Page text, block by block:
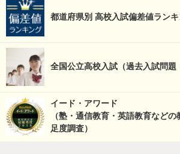
都道府県別 高校入試偏差値ラン
全国公立高校入試（過去入試問題
イード・アワード
（塾・通信教育・英語教育など
足度調査）